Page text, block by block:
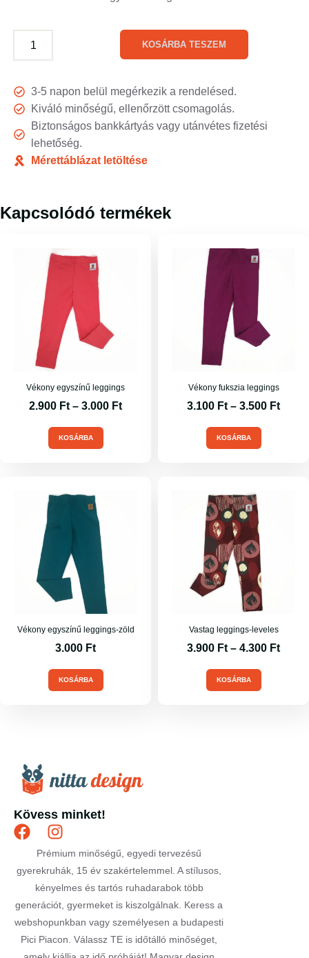
KOSÁRBA TESZEM
3-5 napon belül megérkezik a rendelésed.
Kiváló minőségű, ellenőrzött csomagolás.
Biztonságos bankkártyás vagy utánvétes fizetési
lehetőség.
Mérettáblázat letöltése
Kapcsolódó termékek
Vékony egyszínű leggings
2.900 Ft – 3.000 Ft
KOSÁRBA
Vékony fukszia leggings
3.100 Ft – 3.500 Ft
KOSÁRBA
Vékony egyszínű leggings-zöld
3.000 Ft
KOSÁRBA
Vastag leggings-leveles
3.900 Ft – 4.300 Ft
KOSÁRBA
Kövess minket!
Prémium minőségű, egyedi tervezésű
gyerekruhák, 15 év szakértelemmel. A stílusos,
kényelmes és tartós ruhadarabok több
generációt, gyermeket is kiszolgálnak. Keress a
webshopunkban vagy személyesen a budapesti
Pici Piacon. Válassz TE is időtálló minőséget,